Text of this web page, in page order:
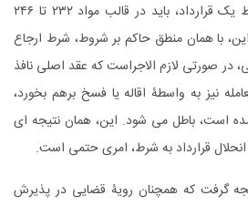
داوری را نیز مانند سایر شروط یک قرارداد، باید در قالب مواد ۲۳۲ تا ۲۴۶
با همان منطق حاکم بر شروط، شرط ارجاع
صورتی لازم الاجراست که عقد اصلی نافذ
نیز به واسطۀ اقاله یا فسخ برهم بخورد،
است، باطل می شود. این، همان نتیجه ای
قرارداد به شرط، امری حتمی است.
گرفت که همچنان رویۀ قضایی در پذیرش